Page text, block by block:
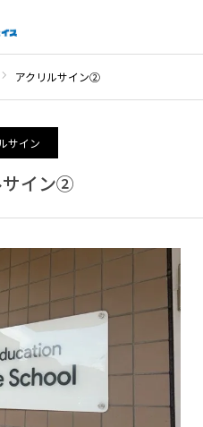
アクリルサイン②
サイン
サイン②